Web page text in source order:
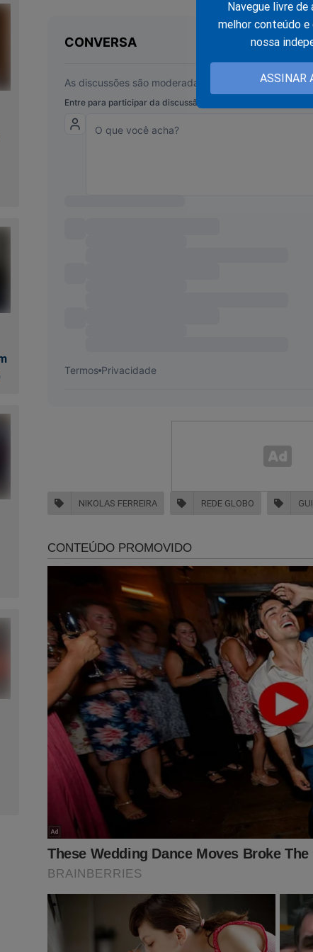
Navegue livre de
melhor conteúdo
nossa
ASSINAR
quartéis, circulavam áudios e vídeos (maliciosamente
manter mobilizadas as senhorinhas (e não só). Quem
que deu.
Quem gravava os vídeos e áudios de 2022? Não sei!
vandalismo do 8 de janeiro (que o STF chama de
apagaram as imagens das câmeras que mostrariam
"Quem desconfia fica sábio."
NIKOLAS FERREIRA REDE GLOBO